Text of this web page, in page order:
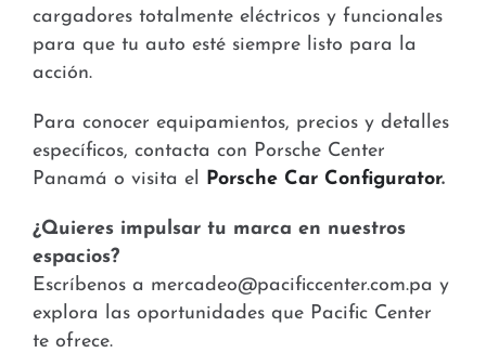
cargadores totalmente eléctricos y funcionales
para que tu auto esté siempre listo para la
acción.
Para conocer equipamientos, precios y detalles
específicos, contacta con Porsche Center
Panamá o visita el Porsche Car Configurator.
¿Quieres impulsar tu marca en nuestros
espacios?
Escríbenos a mercadeo@pacificcenter.com.pa y
explora las oportunidades que Pacific Center
te ofrece.